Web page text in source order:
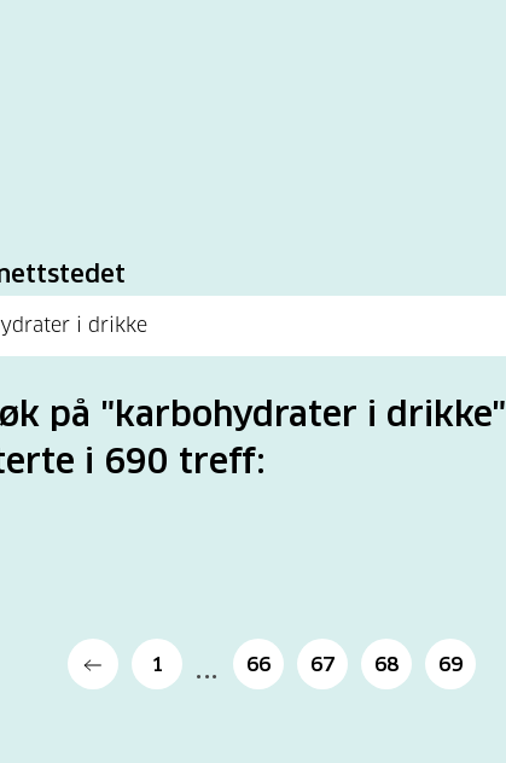
på "karbohydrater i drikke"
i 690 treff:
1 66 67 68 69